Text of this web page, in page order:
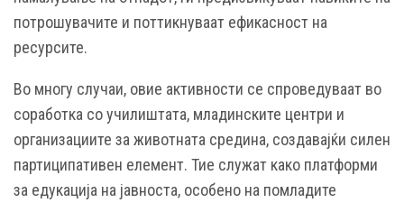
потрошувачите и поттикнуваат ефикасност на
ресурсите.
Во многу случаи, овие активности се спроведуваат во
соработка со училиштата, младинските центри и
организациите за животната средина, создавајќи силен
партиципативен елемент. Тие служат како платформи
за едукација на јавноста, особено на помладите